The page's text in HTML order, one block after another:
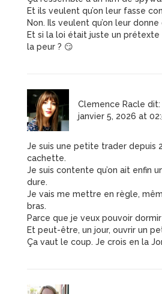
Et ils veulent qu’on leur fasse
Non. Ils veulent qu’on leur donne
Et si la loi était juste un
la peur ? 😏
Clemence Racle dit:
janvier 5, 2026 at
Je suis une petite trader depuis
cachette.
Je suis contente qu’on ait enfin
dure.
Je vais me mettre en règle,
bras.
Parce que je veux pouvoir
Et peut-être, un jour, ouvrir un
Ça vaut le coup. Je crois en la